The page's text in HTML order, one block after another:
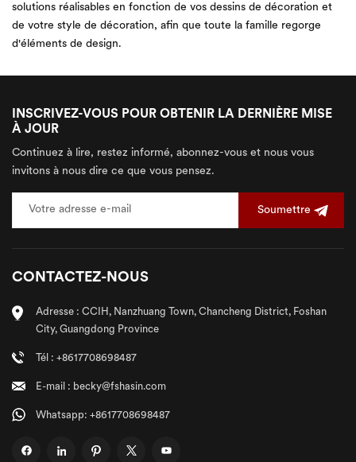
solutions réalisables en fonction de vos dessins de décoration et
de votre style de décoration, afin que toute la famille regorge
d'éléments de design.
INSCRIVEZ-VOUS POUR OBTENIR LA DERNIÈRE MISE
À JOUR
Continuez à lire, restez informé, abonnez-vous et nous vous
invitons à nous dire ce que vous pensez.
Soumettre
CONTACTEZ-NOUS
Adresse : CCIH, Nanzhuang Town, Chancheng District, Foshan
City, Guangdong Province
Tél : +8617708698487
E-mail : becky@fshasin.com
Whatsapp: +8617708698487